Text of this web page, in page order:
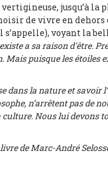
jusqu’à la
de vivre en dehors
s’appelle), voyant la
a sa raison d'être.
puisque les étoiles
dans la nature et savoir
n’arrêtent pas de
Nous lui devons
de Marc-André